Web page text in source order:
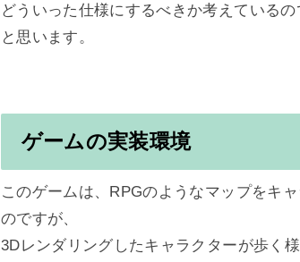
どういった仕様にするべきか考えている
ゲームの実装環境
このゲームは、RPGのようなマップをキ
のですが、
3Dレンダリングしたキャラクターが歩く